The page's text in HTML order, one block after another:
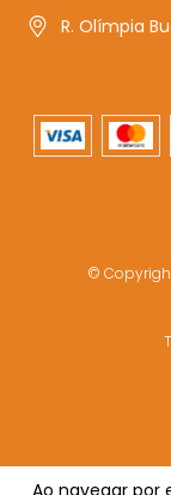
Ao navegar por
R. Olímpia
©